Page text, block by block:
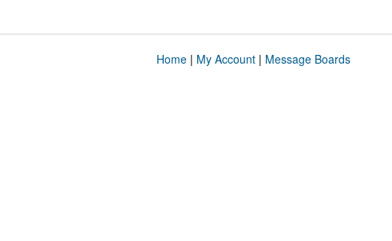
Home| My Account| Message Boards